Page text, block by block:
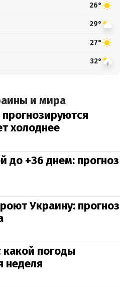
26°
29°
27°
32°
и мира
холоднее
до +36 днем: прогноз
Украину: прогноз
погоды
неделя